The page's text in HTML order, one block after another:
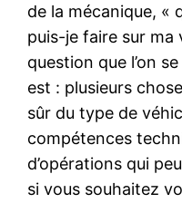
de la mécanique, «
puis-je faire sur ma
question que l’on
est : plusieurs
sûr du type de
compétences
d’opérations qui
si vous souhaitez